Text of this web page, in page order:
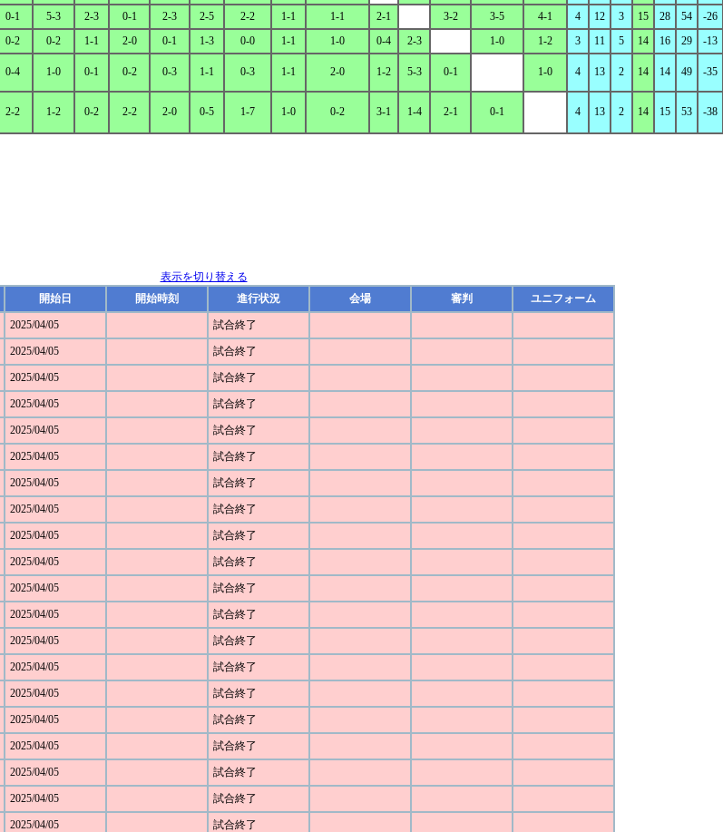
0-1 5-3 2-3 0-1 2-3 2-5 2-2 1-1 1-1 2-1 3-2 3-5 4-1 4 12 3 15 28 54
-26
0-2 0-2 1-1 2-0 0-1 1-3 0-0 1-1 1-0 0-4 2-3 1-0 1-2 3 11 5 14 16 29 -13
0-4 1-0 0-1 0-2 0-3 1-1 0-3 1-1 2-0 1-2 5-3 0-1 1-0 4 13 2 14 14 49 -35
2-2 1-2 0-2 2-2 2-0 0-5 1-7 1-0 0-2 3-1 1-4 2-1 0-1 4 13 2 14 15 53 -38
表示を切り替える
開始日 開始時刻 進行状況 会場 審判 ユニフォーム
2025/04/05 試合終了
2025/04/05 試合終了
2025/04/05 試合終了
2025/04/05 試合終了
2025/04/05 試合終了
2025/04/05 試合終了
2025/04/05 試合終了
2025/04/05 試合終了
2025/04/05 試合終了
2025/04/05 試合終了
2025/04/05 試合終了
2025/04/05 試合終了
2025/04/05 試合終了
2025/04/05 試合終了
2025/04/05 試合終了
2025/04/05 試合終了
2025/04/05 試合終了
2025/04/05 試合終了
2025/04/05 試合終了
2025/04/05 試合終了